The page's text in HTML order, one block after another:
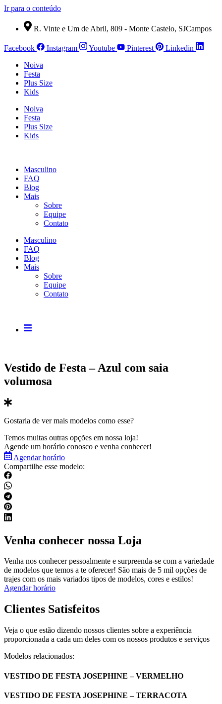
Ir para o conteúdo
R. Vinte e Um de Abril, 809 - Monte Castelo, SJCampos
Facebook Instagram Youtube Pinterest
Linkedin
Noiva
Festa
Plus Size
Kids
Noiva
Festa
Plus Size
Kids
Masculino
FAQ
Blog
Mais
Sobre
Equipe
Contato
Masculino
FAQ
Blog
Mais
Sobre
Equipe
Contato
Vestido de Festa – Azul com saia
volumosa
Gostaria de ver mais modelos como esse?
Temos muitas outras opções em nossa loja!
Agende um horário conosco e venha conhecer!
Agendar horário
Compartilhe esse modelo:
Venha conhecer nossa Loja
Venha nos conhecer pessoalmente e surpreenda-se com a variedade
de modelos que temos a te oferecer! São mais de 5 mil opções de
trajes com os mais variados tipos de modelos, cores e estilos!
Agendar horário
Clientes Satisfeitos
Veja o que estão dizendo nossos clientes sobre a experiência
proporcionada a cada um deles com os nossos produtos e serviços
Modelos relacionados:
VESTIDO DE FESTA JOSEPHINE – VERMELHO
VESTIDO DE FESTA JOSEPHINE – TERRACOTA